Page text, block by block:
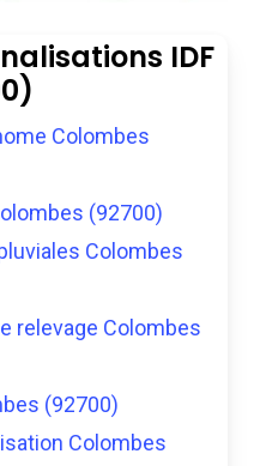
IDF
Colombes
(92700)
Colombes
relevage Colombes
(92700)
Colombes